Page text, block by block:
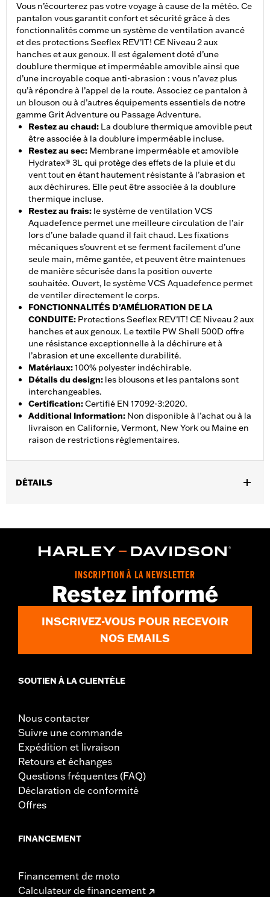
Vous n’écourterez pas votre voyage à cause de la météo. Ce
pantalon vous garantit confort et sécurité grâce à des
fonctionnalités comme un système de ventilation avancé
et des protections Seeflex REV’IT! CE Niveau 2 aux
hanches et aux genoux. Il est également doté d’une
doublure thermique et imperméable amovible ainsi que
d’une incroyable coque anti-abrasion : vous n’avez plus
qu’à répondre à l’appel de la route. Associez ce pantalon à
un blouson ou à d’autres équipements essentiels de notre
gamme Grit Adventure ou Passage Adventure.
Restez au chaud: La doublure thermique amovible peut
être associée à la doublure imperméable incluse.
Restez au sec: Membrane imperméable et amovible
Hydratex® 3L qui protège des effets de la pluie et du
vent tout en étant hautement résistante à l’abrasion et
aux déchirures. Elle peut être associée à la doublure
thermique incluse.
Restez au frais: le système de ventilation VCS
Aquadefence permet une meilleure circulation de l’air
lors d’une balade quand il fait chaud. Les fixations
mécaniques s’ouvrent et se ferment facilement d’une
seule main, même gantée, et peuvent être maintenues
de manière sécurisée dans la position ouverte
souhaitée. Ouvert, le système VCS Aquadefence permet
de ventiler directement le corps.
FONCTIONNALITÉS D’AMÉLIORATION DE LA
CONDUITE: Protections Seeflex REV’IT! CE Niveau 2 aux
hanches et aux genoux. Le textile PW Shell 500D offre
une résistance exceptionnelle à la déchirure et à
l’abrasion et une excellente durabilité.
Matériaux:100% polyester indéchirable.
Détails du design: les blousons et les pantalons sont
interchangeables.
Certification:Certifié EN 17092-3:2020.
Additional Information: Non disponible à l’achat ou à la
livraison en Californie, Vermont, New York ou Maine en
raison de restrictions réglementaires.
DÉTAILS
Caractéristiques fonctionnelles:Ventilé,Doublure amovible,
Imperméable à l’eau:Oui
Garantie limitée de trois ans - Rendez-vous sur
www.h-d.com/warranty
pour plus de détails
Traditional
Material:Polyester
INSCRIPTION À LA NEWSLETTER
Restez informé
INSCRIVEZ-VOUS POUR RECEVOIR
NOS EMAILS
SOUTIEN À LA CLIENTÈLE
Nous contacter
Suivre une commande
Expédition et livraison
Retours et échanges
Questions fréquentes (FAQ)
Déclaration de conformité
Offres
FINANCEMENT
Financement de moto
Calculateur de financement